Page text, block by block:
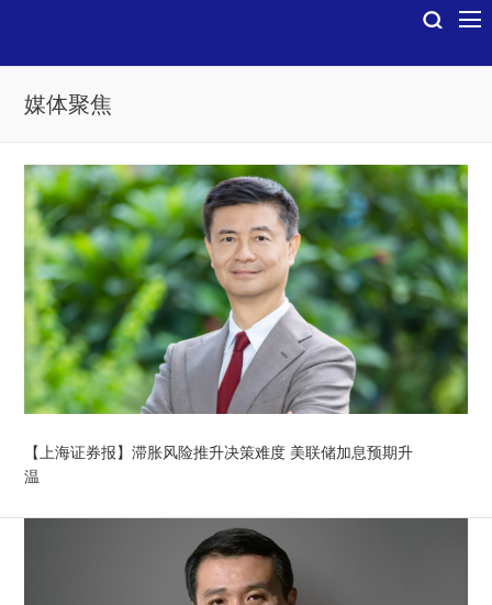
媒体聚焦
【上海证券报】滞胀风险推升决策难度 美联储加息预期升
温